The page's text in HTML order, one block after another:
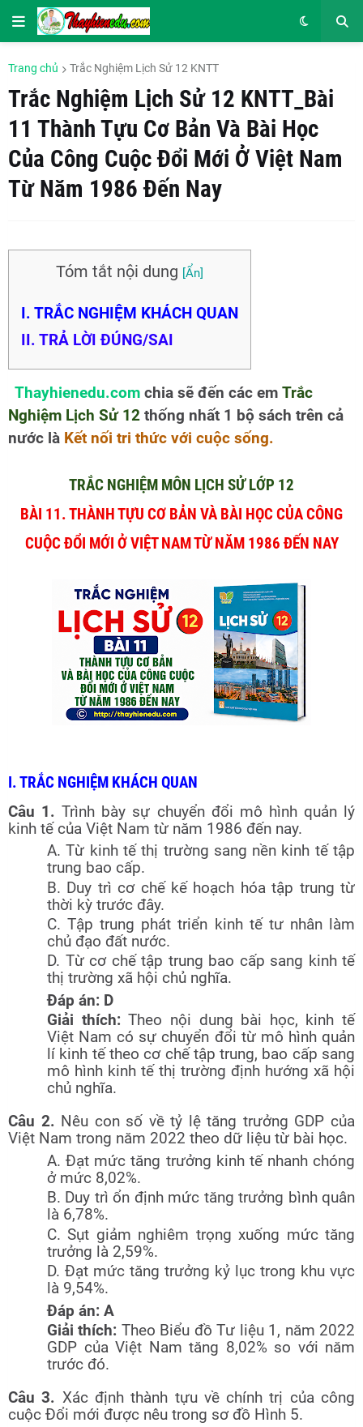
Trang chủ Trắc Nghiệm Lịch Sử 12 KNTT
Trắc Nghiệm Lịch Sử 12 KNTT_Bài
11 Thành Tựu Cơ Bản Và Bài Học
Của Công Cuộc Đổi Mới Ở Việt Nam
Từ Năm 1986 Đến Nay
Tóm tắt nội dung
I. TRẮC NGHIỆM KHÁCH QUAN
II. TRẢ LỜI ĐÚNG/SAI
Thayhienedu.com chia sẽ đến các em Trắc
Nghiệm Lịch Sử 12 thống nhất 1 bộ sách trên cả
nước là Kết nối tri thức với cuộc sống.
TRẮC NGHIỆM MÔN LỊCH SỬ LỚP 12
BÀI 11. THÀNH TỰU CƠ BẢN VÀ BÀI HỌC CỦA CÔNG
CUỘC ĐỔI MỚI Ở VIỆT NAM TỪ NĂM 1986 ĐẾN NAY
I. TRẮC NGHIỆM KHÁCH QUAN
Câu 1.Trình bày sự chuyển đổi mô hình quản lý
kinh tế của Việt Nam từ năm 1986 đến nay.
A. Từ kinh tế thị trường sang nền kinh tế tập
trung bao cấp.
B. Duy trì cơ chế kế hoạch hóa tập trung từ
thời kỳ trước đây.
C. Tập trung phát triển kinh tế tư nhân làm
chủ đạo đất nước.
D. Từ cơ chế tập trung bao cấp sang kinh tế
thị trường xã hội chủ nghĩa.
Đáp án: D
Giải thích:Theo nội dung bài học, kinh tế
Việt Nam có sự chuyển đổi từ mô hình quản
lí kinh tế theo cơ chế tập trung, bao cấp sang
mô hình kinh tế thị trường định hướng xã hội
chủ nghĩa.
Câu 2. Nêu con số về tỷ lệ tăng trưởng GDP của
Việt Nam trong năm 2022 theo dữ liệu từ bài học.
A. Đạt mức tăng trưởng kinh tế nhanh chóng
ở mức 8,02%.
B. Duy trì ổn định mức tăng trưởng bình quân
là 6,78%.
C. Sụt giảm nghiêm trọng xuống mức tăng
trưởng là 2,59%.
D. Đạt mức tăng trưởng kỷ lục trong khu vực
là 9,54%.
Đáp án: A
Giải thích: Theo Biểu đồ Tư liệu 1, năm 2022
GDP của Việt Nam tăng 8,02% so với năm
trước đó.
Câu 3. Xác định thành tựu về chính trị của công
cuộc Đổi mới được nêu trong sơ đồ Hình 5.